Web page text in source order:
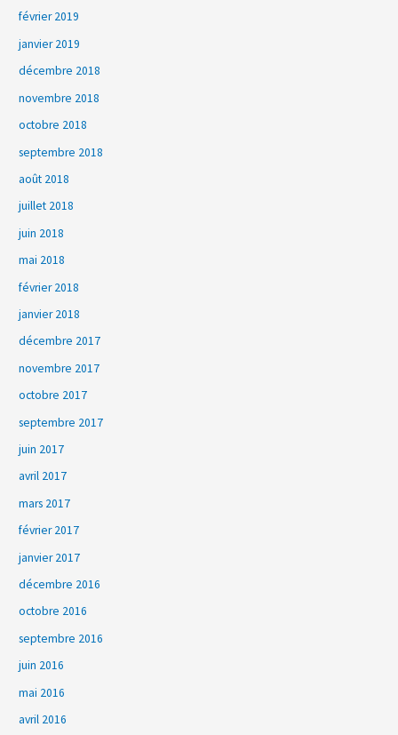
février 2019
janvier 2019
décembre 2018
novembre 2018
octobre 2018
septembre 2018
août 2018
juillet 2018
juin 2018
mai 2018
février 2018
janvier 2018
décembre 2017
novembre 2017
octobre 2017
septembre 2017
juin 2017
avril 2017
mars 2017
février 2017
janvier 2017
décembre 2016
octobre 2016
septembre 2016
juin 2016
mai 2016
avril 2016